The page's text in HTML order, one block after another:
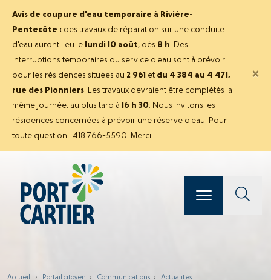
Avis de coupure d'eau temporaire à Rivière-
Pentecôte : des travaux de réparation sur une conduite
d'eau auront lieu le
lundi 10 août, dès 8 h. Des
interruptions temporaires du service d'eau sont à prévoir
pour les résidences situées au 2 961 et du 4 384 au 4 471,
rue des Pionniers. Les travaux devraient être complétés la
même journée, au plus tard à 16 h 30. Nous invitons les
résidences concernées à prévoir une réserve d'eau. Pour
toute question : 418 766-5590. Merci!
×
Accueil › Portail citoyen › Communications › Actualités